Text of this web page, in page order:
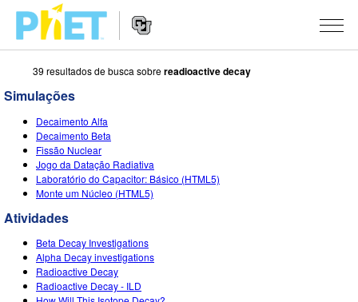
Busca
Portal
PhET
Portal
SIMULAÇÕES
Todas as Sims
Física
Matemática & Estatística
Química
Terra & Espaço
STUDIO
About Studio
Customizable Sims
Inicie seu Teste Grátis
Adquira uma Licença
ENSINO
Atividades
Envie sua Atividade
Orientações para Contribuição de Atividade
PESQUISA
INICIATIVAS
Design Inclusivo
ENTRE/REGISTRE-SE
39 resultados de busca sobrereadioactive decay
Simulações
Decaimento Alfa
Decaimento Beta
Fissão Nuclear
Jogo da Datação Radiativa
Laboratório do Capacitor: Básico (HTML5)
Monte um Núcleo (HTML5)
Atividades
Beta Decay Investigations
Alpha Decay investigations
Radioactive Decay
Radioactive Decay - ILD